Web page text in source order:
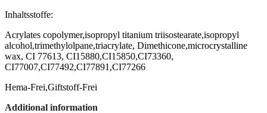
Inhaltsstoffe:
Acrylates copolymer,isopropyl titanium triisostearate,isopropyl
alcohol,trimethylolpane,triacrylate, Dimethicone,microcrystalline
wax, CI 77613, CI15880,CI15850,CI73360,
CI77007,CI77492,CI77891,CI77266
Hema-Frei,Giftstoff-Frei
Additional information